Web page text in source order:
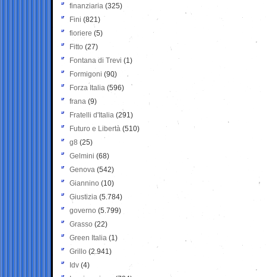
finanziaria (325)
Fini (821)
fioriere (5)
Fitto (27)
Fontana di Trevi (1)
Formigoni (90)
Forza Italia (596)
frana (9)
Fratelli d'Italia (291)
Futuro e Libertà (510)
g8 (25)
Gelmini (68)
Genova (542)
Giannino (10)
Giustizia (5.784)
governo (5.799)
Grasso (22)
Green Italia (1)
Grillo (2.941)
Idv (4)